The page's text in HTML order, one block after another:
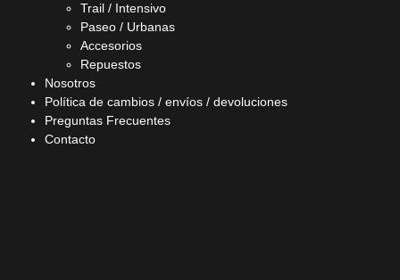
Trail / Intensivo
Paseo / Urbanas
Accesorios
Repuestos
Nosotros
Política de cambios / envíos / devoluciones
Preguntas Frecuentes
Contacto